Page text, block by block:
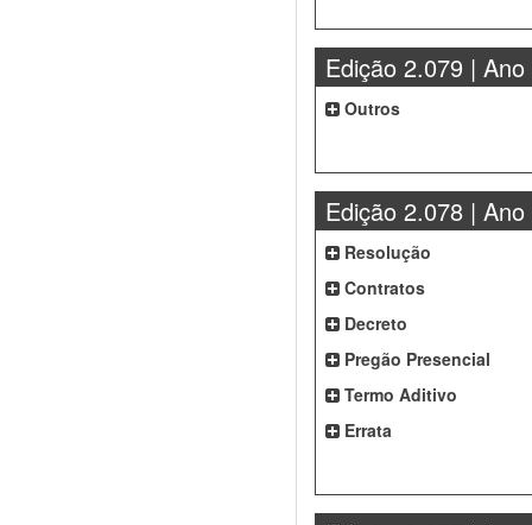
Edição 2.079 | Ano
Outros
Edição 2.078 | Ano
Resolução
Contratos
Decreto
Pregão Presencial
Termo Aditivo
Errata